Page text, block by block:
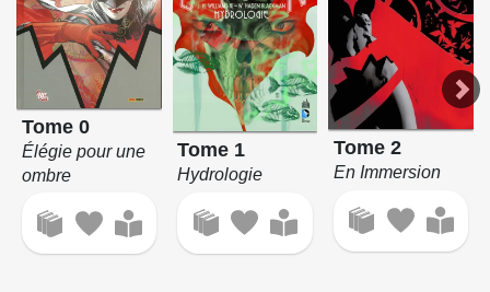
Tome 0
Élégie pour une
ombre
Tome 1
Hydrologie
Tome 2
En Immersion